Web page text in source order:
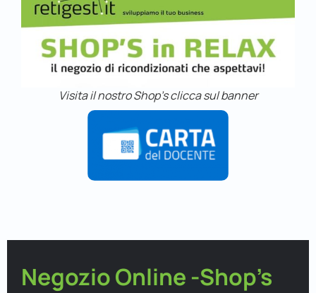
Visita il nostro Shop's clicca sul banner
Negozio Online -Shop's